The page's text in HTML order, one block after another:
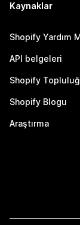
Kaynaklar
Shopify Yardım
API belgeleri
Shopify
Shopify Blogu
Araştırma